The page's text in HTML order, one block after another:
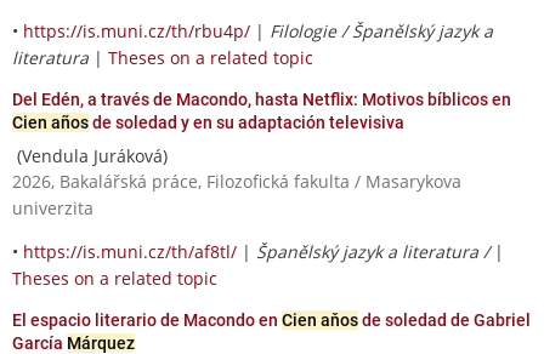
• https://is.muni.cz/th/rbu4p/ | Filologie / Španělský jazyk a
literatura | Theses on a related topic
Del Edén, a través de Macondo, hasta Netflix: Motivos bíblicos en
Cien añosde soledad y en su adaptación televisiva
(Vendula Juráková)
2026, Bakalářská práce, Filozofická fakulta / Masarykova
univerzita
• https://is.muni.cz/th/af8tl/ | Španělský jazyk a literatura / |
Theses on a related topic
El espacio literario de Macondo en Cien aňosde soledad de Gabriel
García Márquez